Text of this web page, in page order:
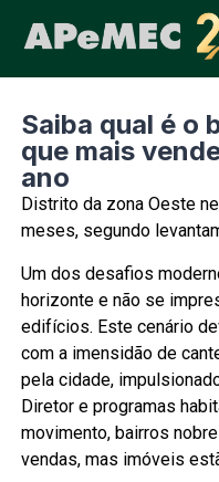
Saiba qual é o
que mais
ano
Distrito da zona Oeste
meses, segundo
Um dos desafios
horizonte e não se
edifícios. Este cenário
com a imensidão de
pela cidade,
Diretor e programas
movimento, bairros
vendas, mas imóveis